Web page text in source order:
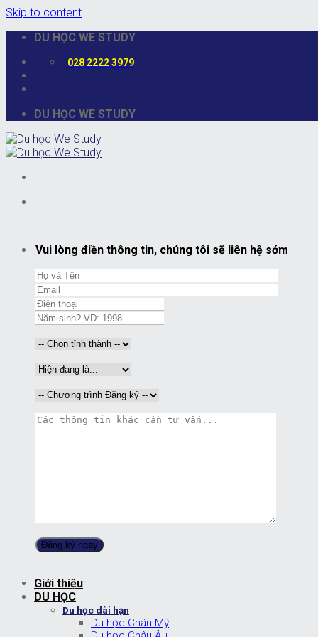
Skip to content
DU HỌC WE STUDY
028 2222 3979
DU HỌC WE STUDY
Vui lòng điền thông tin, chúng tôi sẽ liên hệ sớm
Giới thiệu
DU HỌC
Du học dài hạn
Du học Châu Mỹ